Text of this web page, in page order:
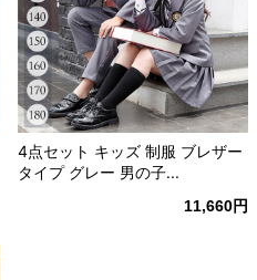
4点セット キッズ 制服 ブレザー
タイプ グレー 男の子...
11,660円